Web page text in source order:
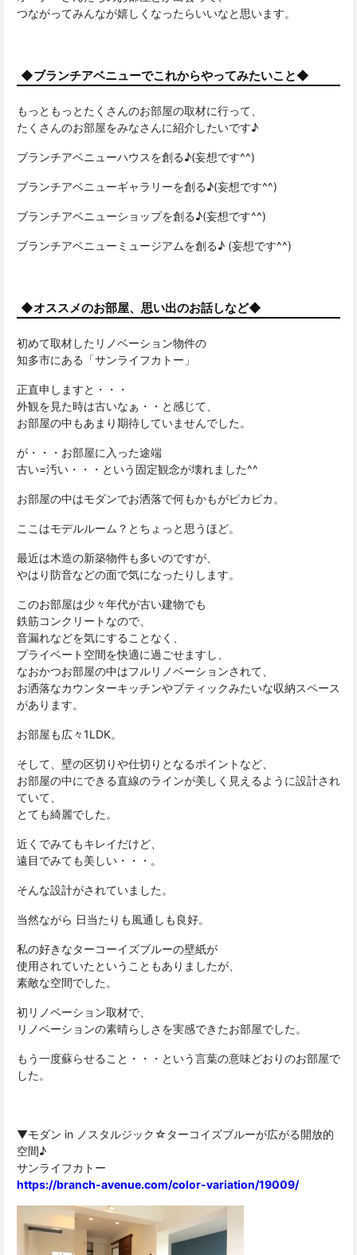
つながってみんなが嬉しくなったらいいなと思います。
◆ブランチアベニューでこれからやってみたいこと◆
もっともっとたくさんのお部屋の取材に行って、
たくさんのお部屋をみなさんに紹介したいです♪
ブランチアベニューハウスを創る♪(妄想です^^)
ブランチアベニューギャラリーを創る♪(妄想です^^)
ブランチアベニューショップを創る♪(妄想です^^)
ブランチアベニューミュージアムを創る♪ (妄想です^^)
◆オススメのお部屋、思い出のお話しなど◆
初めて取材したリノベーション物件の
知多市にある「サンライフカトー」
正直申しますと・・・
外観を見た時は古いなぁ・・と感じて、
お部屋の中もあまり期待していませんでした。
が・・・お部屋に入った途端
古い=汚い・・・という固定観念が壊れました^^
お部屋の中はモダンでお洒落で何もかもがピカピカ。
ここはモデルルーム？とちょっと思うほど。
最近は木造の新築物件も多いのですが、
やはり防音などの面で気になったりします。
このお部屋は少々年代が古い建物でも
鉄筋コンクリートなので、
音漏れなどを気にすることなく、
プライベート空間を快適に過ごせますし、
なおかつお部屋の中はフルリノベーションされて、
お洒落なカウンターキッチンやブティックみたいな収納スペース
があります。
お部屋も広々1LDK。
そして、壁の区切りや仕切りとなるポイントなど、
お部屋の中にできる直線のラインが美しく見えるように設計され
ていて、
とても綺麗でした。
近くでみてもキレイだけど、
遠目でみても美しい・・・。
そんな設計がされていました。
当然ながら 日当たりも風通しも良好。
私の好きなターコーイズブルーの壁紙が
使用されていたということもありましたが、
素敵な空間でした。
初リノベーション取材で、
リノベーションの素晴らしさを実感できたお部屋でした。
もう一度蘇らせること・・・という言葉の意味どおりのお部屋で
した。
▼モダン in ノスタルジック☆ターコイズブルーが広がる開放的
空間♪
サンライフカトー
https://branch-avenue.com/color-variation/19009/